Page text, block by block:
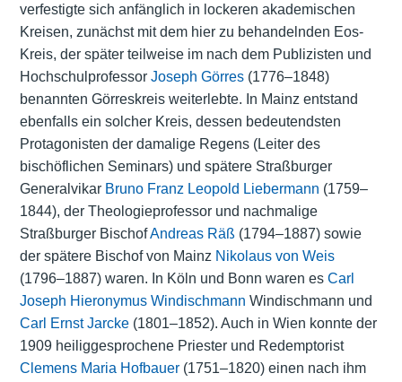
verfestigte sich anfänglich in lockeren akademischen
Kreisen, zunächst mit dem hier zu behandelnden Eos-
Kreis, der später teilweise im nach dem Publizisten und
Hochschulprofessor Joseph Görres(1776–1848)
benannten Görreskreisweiterlebte. In Mainz entstand
ebenfalls ein solcher Kreis, dessen bedeutendsten
Protagonisten der damalige Regens (Leiter des
bischöflichen Seminars) und spätere Straßburger
Generalvikar Bruno Franz Leopold Liebermann (1759–
1844), der Theologieprofessor und nachmalige
Straßburger BischofAndreas Räß (1794–1887) sowie
der spätere Bischof von Mainz Nikolaus von Weis
(1796–1887) waren. In Köln und Bonn waren es Carl
Joseph Hieronymus Windischmann Windischmann und
Carl Ernst Jarcke(1801–1852). Auch in Wien konnte der
1909 heiliggesprochene Priester und Redemptorist
Clemens Maria Hofbauer(1751–1820) einen nach ihm